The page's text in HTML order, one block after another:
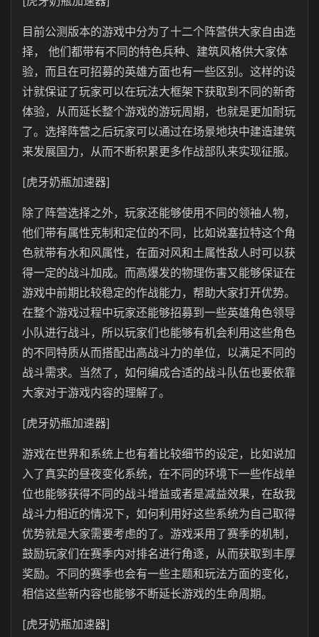
目前公测版本的游戏中分为了十二个阵营供大家自由选
择， 他们都带有不同的特色兵种、建筑风格供大家体
验，而且在可招募的英雄方面也有一些区别。这样的设
计就保证了玩家可以在玩法大框架下获取到不同的新奇
体验，从而延长整个游戏的游玩周期，也就是更加耐玩
了。选择阵营之后玩家可以通过在场景地块中建造建筑
来发展国力，从而不断积累更多作战部队来实现征服。
[虎牙奶瓶加速器]
除了阵营选择之外，玩家还能够使用不同的领袖人物，
他们带有属性克制和定位的不同，比如说塞拉特这个角
色就带有水和风属性，在面对风和土属性敌人时可以获
得一定的战斗加成。而高爆发的物理伤害又能够保证在
游戏中前期比较稳定的作战能力，帮助大家打开优势。
在整个游戏过程中玩家还能够招募到一些英雄角色领导
小队进行战斗，所以玩家们也能够有机会利用这些角色
的不同特质从而搭配出高战斗力的单位，以满足不同的
战斗需求。当然了，如何编成合适的战斗队伍也要依靠
大家对于游戏内容的理解了。
[虎牙奶瓶加速器]
游戏在世界和系统上也有着比较细节的设定，比如说加
入了真实的昼夜变化系统，在不同的环境下一些作战单
位也能够获得不同的战斗增益或者是减益效果，在敌我
战斗力相近的情况下，如何利用好这些系统为自己取得
优势就是大家需要考虑的了。游戏采用了赛季的机制，
鼓励玩家们在赛季内对排名进行角逐，从而获取到丰厚
奖励。不同的赛季也会有一些主题和玩法方面的变化，
相信这些新内容也能够不断延长游戏的生命周期。
[虎牙奶瓶加速器]